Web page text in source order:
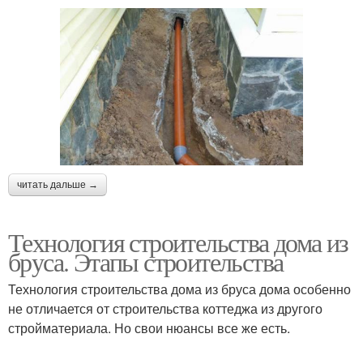
читать дальше →
Технология строительства дома из
бруса. Этапы строительства
Технология строительства дома из бруса дома особенно
не отличается от строительства коттеджа из другого
стройматериала. Но свои нюансы все же есть.